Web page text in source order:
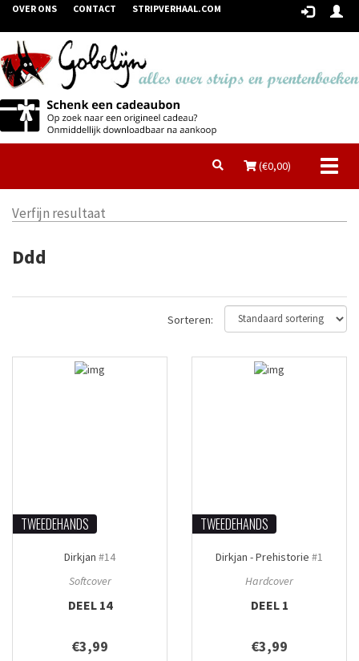
OVER ONS CONTACT STRIPVERHAAL.COM
(€0,00)
Verfijn resultaat
Ddd
Sorteren:
TWEEDEHANDS
Dirkjan #14
Softcover
DEEL 14
€3,99
TWEEDEHANDS
Dirkjan - Prehistorie #1
Hardcover
DEEL 1
€3,99